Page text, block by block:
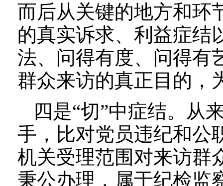
而后从关键的地方和环
的真实诉求、利益症结
法、问得有度、问得有
群众来访的真正目的，
四是“切”中症结。从
手，比对党员违纪和公
机关受理范围对来访群
秉公办理，属于纪检监